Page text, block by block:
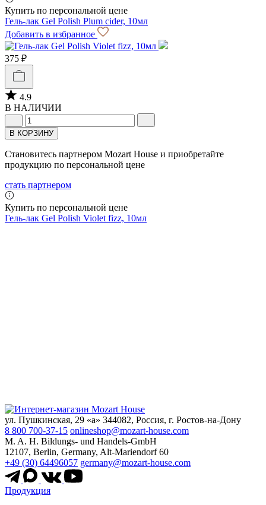
Купить по персональной цене
Гель-лак Gel Polish Plum cider, 10мл
Добавить в избранное
375 ₽
4.9
В НАЛИЧИИ
В КОРЗИНУ
Становитесь партнером Mozart House и приобретайте
продукцию по персональной цене
стать партнером
Купить по персональной цене
Гель-лак Gel Polish Violet fizz, 10мл
ул. Пушкинская, 29 «а» 344082, Россия, г. Ростов-на-Дону
8 800 700-37-15 onlineshop@mozart-house.com
M. A. H. Bildungs- und Handels-GmbH
12107, Berlin, Germany, Alt-Mariendorf 60
+49 (30) 64496057 germany@mozart-house.com
Продукция